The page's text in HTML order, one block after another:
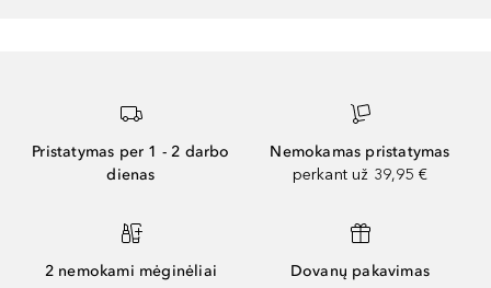
Pristatymas per 1 - 2 darbo
dienas
Nemokamas pristatymas
perkant už 39,95 €
2 nemokami mėginėliai Dovanų pakavimas